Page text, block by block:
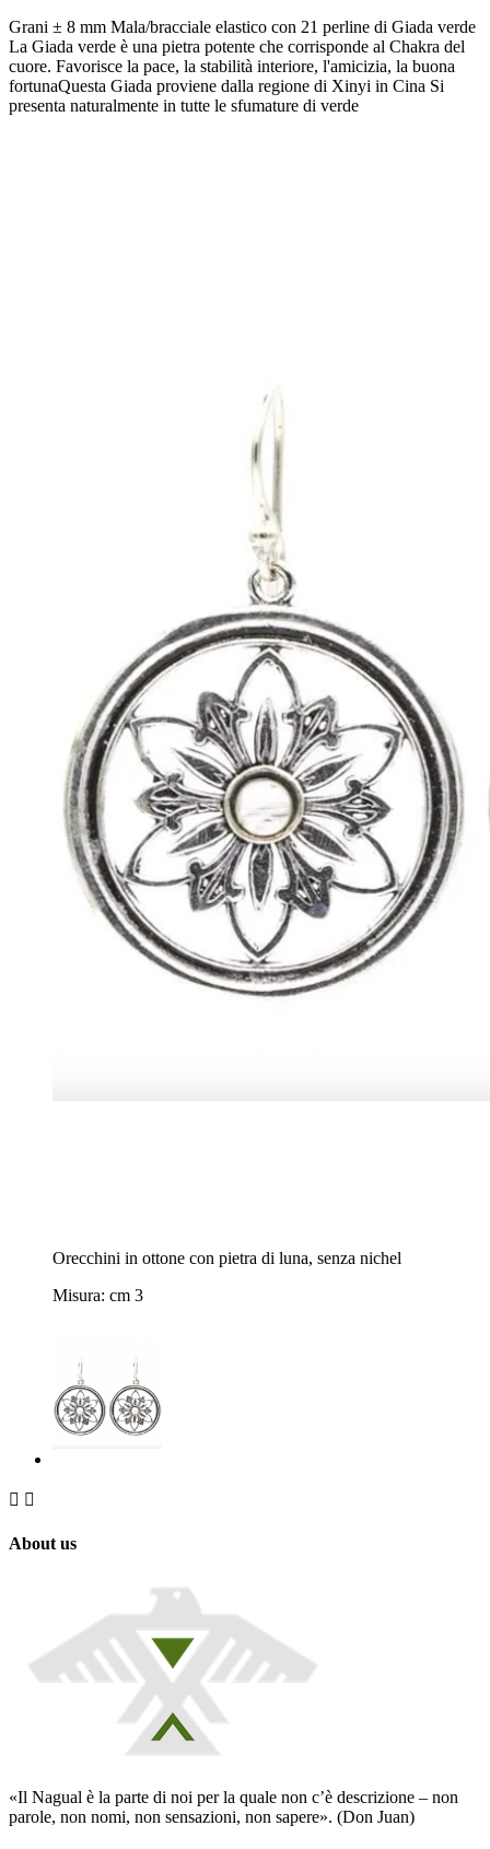
Grani ± 8 mm Mala/bracciale elastico con 21 perline di Giada verde
La Giada verde è una pietra potente che corrisponde al Chakra del
cuore. Favorisce la pace, la stabilità interiore, l'amicizia, la buona
fortunaQuesta Giada proviene dalla regione di Xinyi in Cina Si
presenta naturalmente in tutte le sfumature di verde
Orecchini in ottone con pietra di luna, senza nichel
Misura: cm 3
 
About us
«Il Nagual è la parte di noi per la quale non c’è descrizione – non
parole, non nomi, non sensazioni, non sapere». (Don Juan)